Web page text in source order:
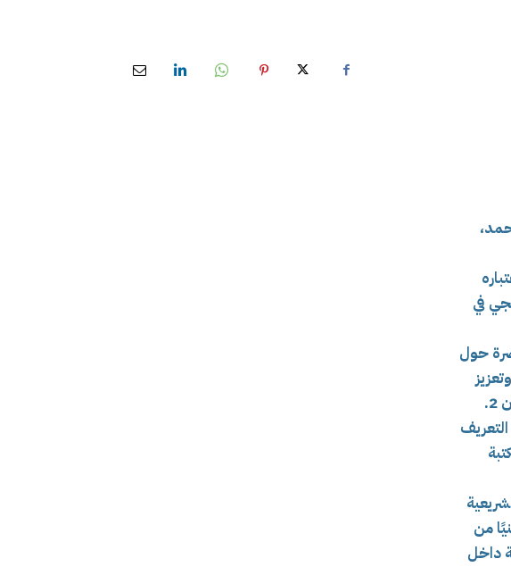
وهران 2 محمد بن أحمد،
في
حول
المركزية لجامعة وهران 2 استند إلى التعريف
والتشريعية
من
داخل